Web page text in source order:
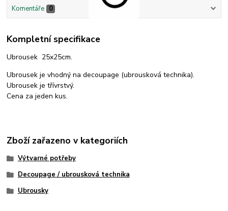
Komentáře 0
Kompletní specifikace
Ubrousek 25x25cm.
Ubrousek je vhodný na decoupage (ubrousková technika).
Ubrousek je třívrstvý.
Cena za jeden kus.
Zboží zařazeno v kategoriích
Výtvarné potřeby
Decoupage / ubrousková technika
Ubrousky